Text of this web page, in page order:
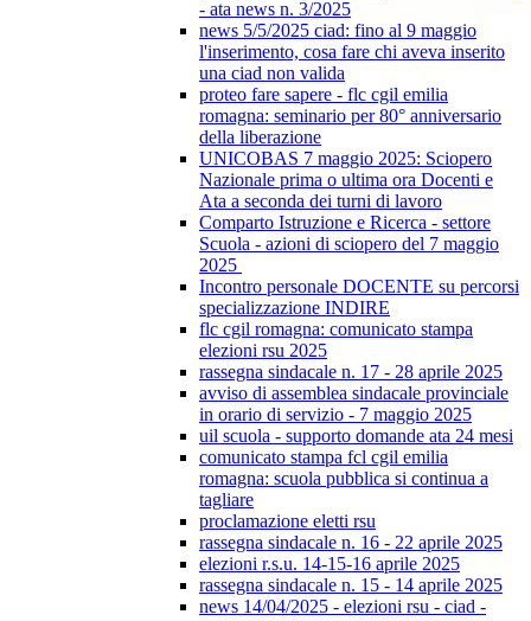
- ata news n. 3/2025
news 5/5/2025 ciad: fino al 9 maggio
l'inserimento, cosa fare chi aveva inserito
una ciad non valida
proteo fare sapere - flc cgil emilia
romagna: seminario per 80° anniversario
della liberazione
UNICOBAS 7 maggio 2025: Sciopero
Nazionale prima o ultima ora Docenti e
Ata a seconda dei turni di lavoro
Comparto Istruzione e Ricerca - settore
Scuola - azioni di sciopero del 7 maggio
2025
Incontro personale DOCENTE su percorsi
specializzazione INDIRE
flc cgil romagna: comunicato stampa
elezioni rsu 2025
rassegna sindacale n. 17 - 28 aprile 2025
avviso di assemblea sindacale provinciale
in orario di servizio - 7 maggio 2025
uil scuola - supporto domande ata 24 mesi
comunicato stampa fcl cgil emilia
romagna: scuola pubblica si continua a
tagliare
proclamazione eletti rsu
rassegna sindacale n. 16 - 22 aprile 2025
elezioni r.s.u. 14-15-16 aprile 2025
rassegna sindacale n. 15 - 14 aprile 2025
news 14/04/2025 - elezioni rsu - ciad -